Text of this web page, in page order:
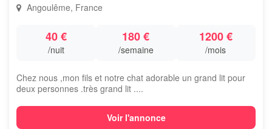
Angoulême, France
40 €
/nuit
180 €
/semaine
1200 €
/mois
Chez nous ,mon fils et notre chat adorable un grand lit pour
deux personnes .très grand lit ....
Voir l'annonce